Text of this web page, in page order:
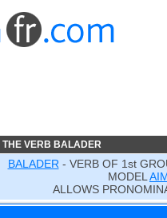
THE VERB BALADER
BALADER - VERB OF 1st
MODEL
ALLOWS